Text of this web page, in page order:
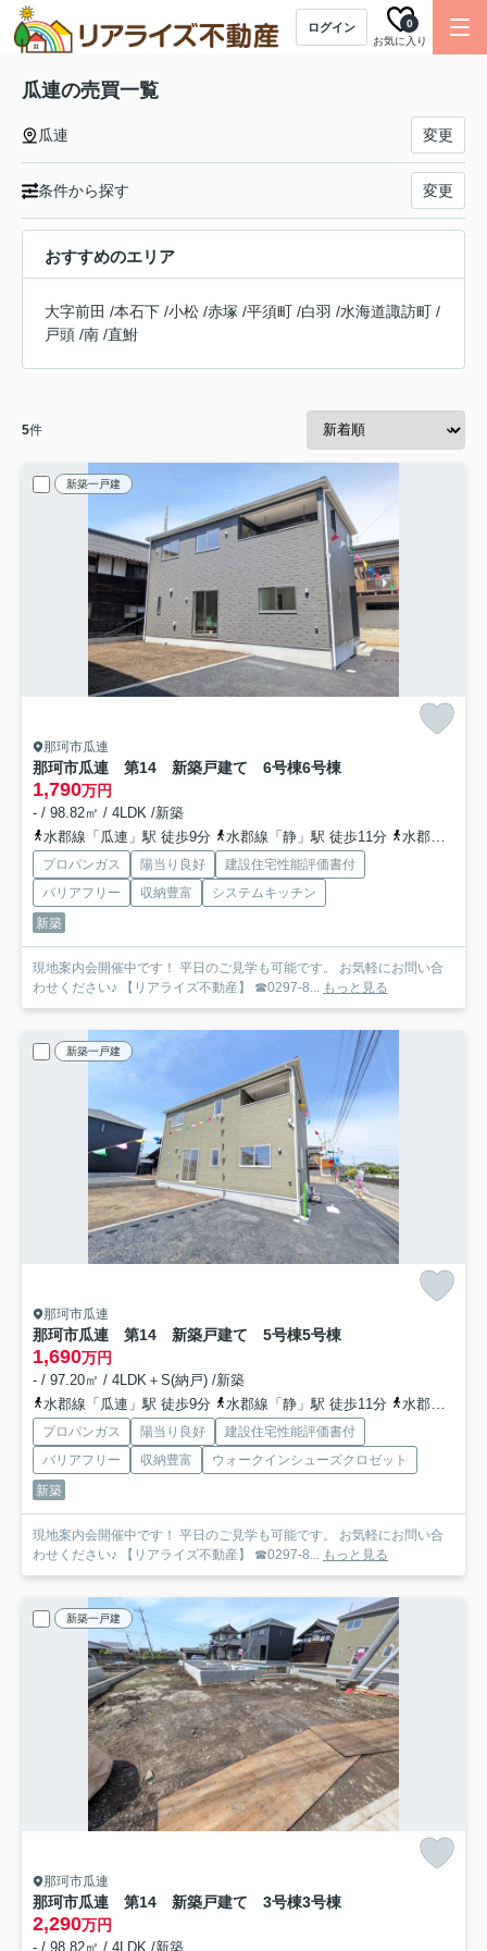
ログイン
お気に入り
0
瓜連の売買一覧
瓜連 変更
条件から探す 変更
おすすめのエリア
大字前田 /本石下 /小松 /赤塚 /平須町 /白羽 /水海道諏訪町 /
戸頭 /南 /直鮒
5件
新築一戸建
那珂市瓜連
那珂市瓜連 第14 新築戸建て 6号棟6号棟
1,790万円
- / 98.82㎡ / 4LDK /新築
水郡線「瓜連」駅 徒歩9分
水郡線「静」駅 徒歩11分 水郡線「常陸鴻巣」駅 徒歩55分
プロパンガス 陽当り良好
建設住宅性能評価書付
バリアフリー
収納豊富
システムキッチン
新築
現地案内会開催中です！ 平日のご見学も可能です。 お気軽にお問い合
わせください♪ 【リアライズ不動産】 ☎0297-8... もっと見る
新築一戸建
那珂市瓜連
那珂市瓜連 第14 新築戸建て 5号棟5号棟
1,690万円
- / 97.20㎡ / 4LDK＋S(納戸) /新築
水郡線「瓜連」駅 徒歩9分
水郡線「静」駅 徒歩11分 水郡線「常陸鴻巣」駅 徒歩55分
プロパンガス 陽当り良好
建設住宅性能評価書付
バリアフリー
収納豊富
ウォークインシューズクロゼット
新築
現地案内会開催中です！ 平日のご見学も可能です。 お気軽にお問い合
わせください♪ 【リアライズ不動産】 ☎0297-8... もっと見る
新築一戸建
那珂市瓜連
那珂市瓜連 第14 新築戸建て 3号棟3号棟
2,290万円
- / 98.82㎡ / 4LDK /新築